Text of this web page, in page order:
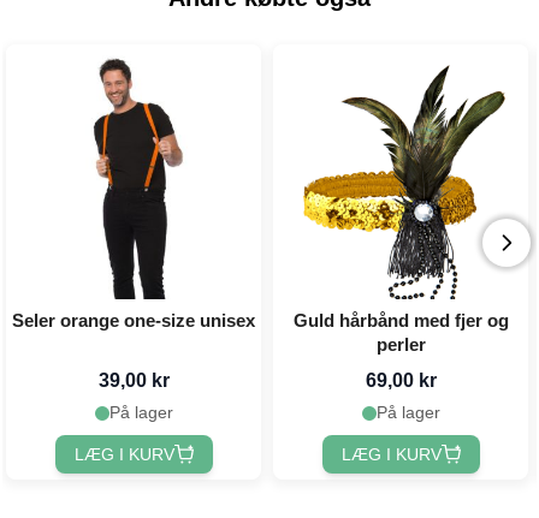
Seler orange one-size unisex
39,00 kr
På lager
LÆG I KURV
Guld hårbånd med fjer og
perler
69,00 kr
På lager
LÆG I KURV